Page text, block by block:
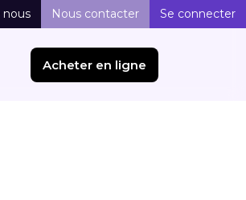
Acheter en ligne
nous Nous contacter Se connecter